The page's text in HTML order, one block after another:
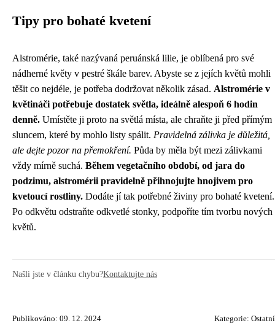
Tipy pro bohaté kvetení
Alstromérie, také nazývaná peruánská lilie, je oblíbená pro své
nádherné květy v pestré škále barev. Abyste se z jejích květů mohli
těšit co nejdéle, je potřeba dodržovat několik zásad. Alstromérie v
květináči potřebuje dostatek světla, ideálně alespoň 6 hodin
denně. Umístěte ji proto na světlá místa, ale chraňte ji před přímým
sluncem, které by mohlo listy spálit. Pravidelná zálivka je důležitá,
ale dejte pozor na přemokření. Půda by měla být mezi zálivkami
vždy mírně suchá. Během vegetačního období, od jara do
podzimu, alstromérii pravidelně přihnojujte hnojivem pro
kvetoucí rostliny. Dodáte jí tak potřebné živiny pro bohaté kvetení.
Po odkvětu odstraňte odkvetlé stonky, podpoříte tím tvorbu nových
květů.
Našli jste v článku chybu?Kontaktujte nás
Publikováno: 09. 12. 2024 Kategorie: Ostatní